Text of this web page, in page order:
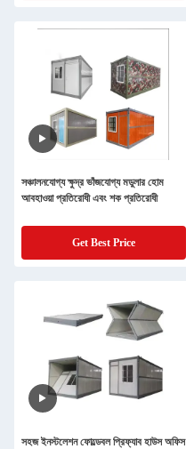
সঞ্চালনযোগ্য ক্ষুদ্র ভাঁজযোগ্য মডুলার হোম
আবহাওয়া প্রতিরোধী এবং শক প্রতিরোধী
Get Best Price
সহজ ইনস্টলেশন ফোল্ডেবল প্রিফ্যাব হাউস অফিস